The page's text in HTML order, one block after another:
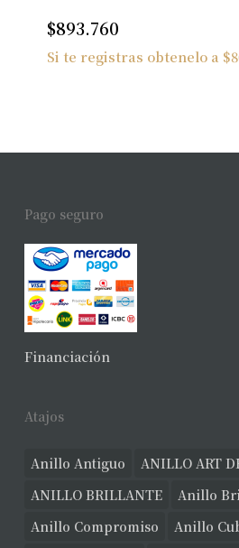
$893.760
Si te registras obtenelo a $
Pago seguro
Financiación
Atajos
Anillo Antiguo
ANILLO ART
ANILLO BRILLANTE
Anillo
Anillo Compromiso
Anillo